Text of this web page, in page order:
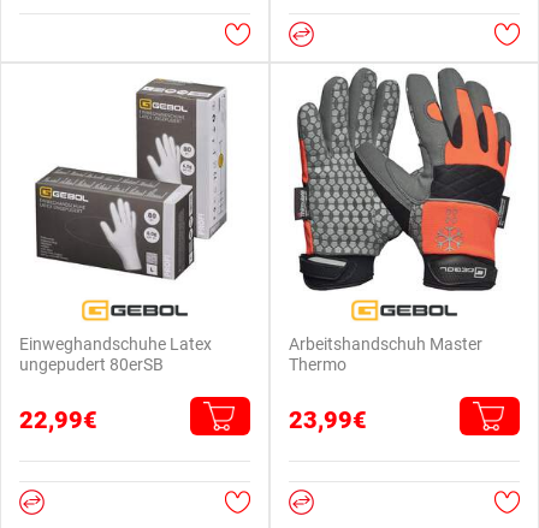
Einweghandschuhe Latex
ungepudert 80erSB
22,99€
Arbeitshandschuh Master
Thermo
23,99€